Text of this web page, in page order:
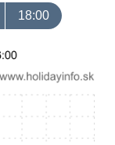
18:00